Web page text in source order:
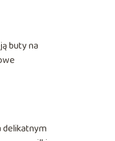
buty na
delikatnym